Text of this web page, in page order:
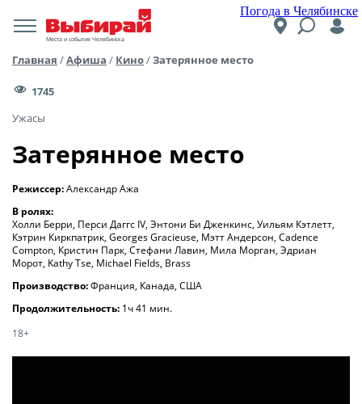
Погода в Челябинске
Места и события Челябинска
Главная /Афиша / Кино/Затерянное место
1745
Ужасы
Затерянное место
Режиссер:Александр Ажа
В ролях:
Холли Берри, Перси Даггс IV, Энтони Би Дженкинс, Уильям Кэтлетт,
Кэтрин Киркпатрик, Georges Gracieuse, Мэтт Андерсон, Cadence
Compton, Кристин Парк, Стефани Лавин, Мила Морган, Эдриан
Морот, Kathy Tse, Michael Fields, Brass
Производство:Франция, Канада, США
Продолжительность: 1ч 41 мин.
18+